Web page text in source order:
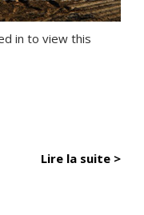
in to view this
Lire la suite >